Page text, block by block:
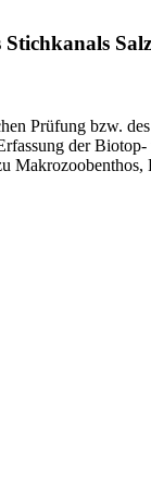
Prüfung bzw.
der
Makrozoobenthos,